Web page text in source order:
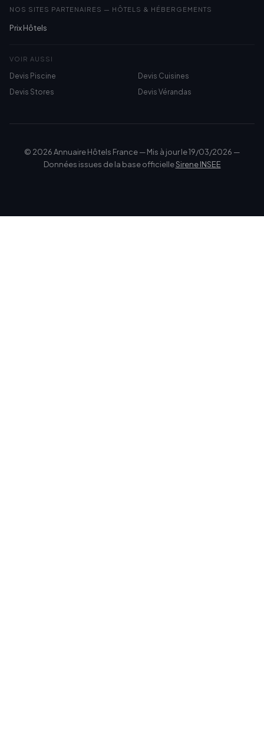
NOS SITES PARTENAIRES — HÔTELS & HÉBERGEMENTS
Prix Hôtels
VOIR AUSSI
Devis Piscine
Devis Cuisines
Devis Stores
Devis Vérandas
© 2026 Annuaire Hôtels France — Mis à jour le 19/03/2026 —
Données issues de la base officielleSirene INSEE